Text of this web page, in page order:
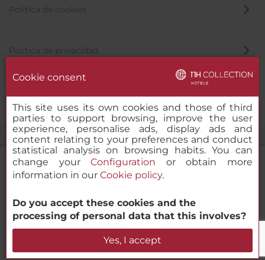
NH Collection Milano Touring
Verificar disponibilidad
Política de cookies
Política de privacidad
© 2000-2026 MINOR HOTELS EUROPE & AMERICAS Santa Engracia,
120. 28003 Madrid, España
Cookie consent
This site uses its own cookies and those of third
parties to support browsing, improve the user
experience, personalise ads, display ads and
content relating to your preferences and conduct
statistical analysis on browsing habits. You can
change yourConfiguration or obtain more
information in our Cookie policy.
Do you accept these cookies and the
processing of personal data that this involves?
Yes, I accept